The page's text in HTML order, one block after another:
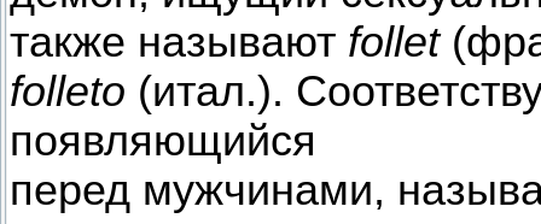
также называют follet
folleto (итал.).
появляющийся
перед мужчинами,